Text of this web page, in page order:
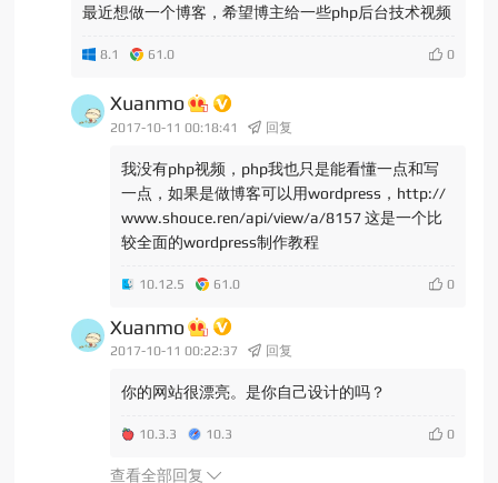
最近想做一个博客，希望博主给一些php后台技术视频
8.1 61.0 0
Xuanmo
2017-10-11 00:18:41 回复
我没有php视频，php我也只是能看懂一点和写
一点，如果是做博客可以用wordpress，http://
www.shouce.ren/api/view/a/8157 这是一个比
较全面的wordpress制作教程
10.12.5 61.0 0
Xuanmo
2017-10-11 00:22:37 回复
你的网站很漂亮。是你自己设计的吗？
10.3.3 10.3 0
查看全部回复